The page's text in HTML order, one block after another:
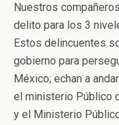
Nuestros
delito para los 3
Estos delincuentes
gobierno para
México; echan a
el ministerio Público
y el Ministerio